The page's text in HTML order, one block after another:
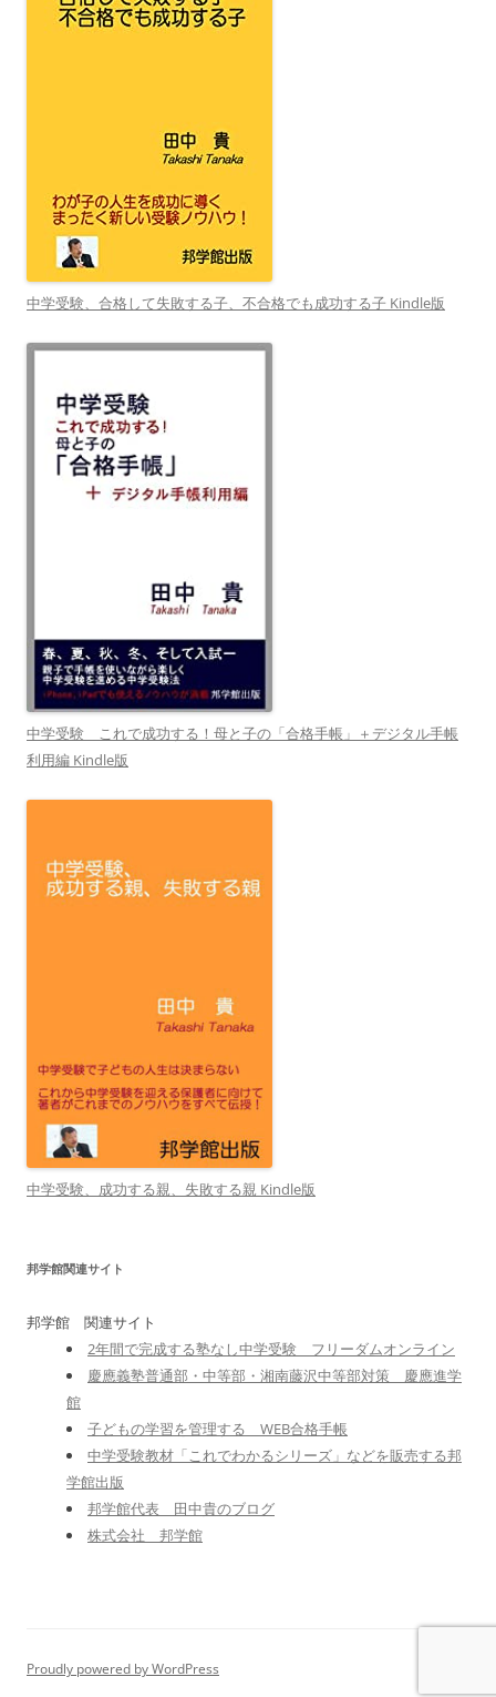
中学受験、合格して失敗する子、不合格でも成功する子 Kindle版
中学受験 これで成功する！母と子の「合格手帳」＋デジタル手帳
利用編 Kindle版
中学受験、成功する親、失敗する親 Kindle版
邦学館関連サイト
邦学館 関連サイト
2年間で完成する塾なし中学受験 フリーダムオンライン
慶應義塾普通部・中等部・湘南藤沢中等部対策 慶應進学
館
子どもの学習を管理する WEB合格手帳
中学受験教材「これでわかるシリーズ」などを販売する邦
学館出版
邦学館代表 田中貴のブログ
株式会社 邦学館
Proudly powered by WordPress